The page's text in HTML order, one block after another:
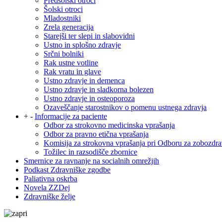
Šolski otroci
Mladostniki
Zrela generacija
Starejši ter slepi in slabovidni
Ustno in splošno zdravje
Srčni bolniki
Rak ustne votline
Rak vratu in glave
Ustno zdravje in demenca
Ustno zdravje in sladkorna bolezen
Ustno zdravje in osteoporoza
Ozaveščanje starostnikov o pomenu ustnega zdravja
+ - Informacije za paciente
Odbor za strokovno medicinska vprašanja
Odbor za pravno etična vprašanja
Komisija za strokovna vprašanja pri Odboru za
Tožilec in razsodišče zbornice
Smernice za ravnanje na socialnih omrežjih
Podkast Zdravniške zgodbe
Paliativna oskrba
Novela ZZDej
Zdravniške želje